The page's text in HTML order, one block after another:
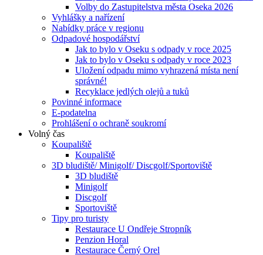
Volby do Zastupitelstva města Oseka 2026
Vyhlášky a nařízení
Nabídky práce v regionu
Odpadové hospodářství
Jak to bylo v Oseku s odpady v roce 2025
Jak to bylo v Oseku s odpady v roce 2023
Uložení odpadu mimo vyhrazená místa není
správné!
Recyklace jedlých olejů a tuků
Povinné informace
E-podatelna
Prohlášení o ochraně soukromí
Volný čas
Koupaliště
Koupaliště
3D bludiště/ Minigolf/ Discgolf/Sportoviště
3D bludiště
Minigolf
Discgolf
Sportoviště
Tipy pro turisty
Restaurace U Ondřeje Stropník
Penzion Horal
Restaurace Černý Orel